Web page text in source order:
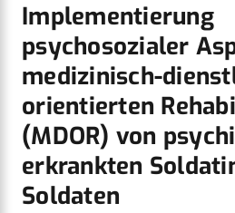
Implementierung
psychosozialer
medizinisch-
orientierten
(MDOR) von
erkrankten
Soldaten